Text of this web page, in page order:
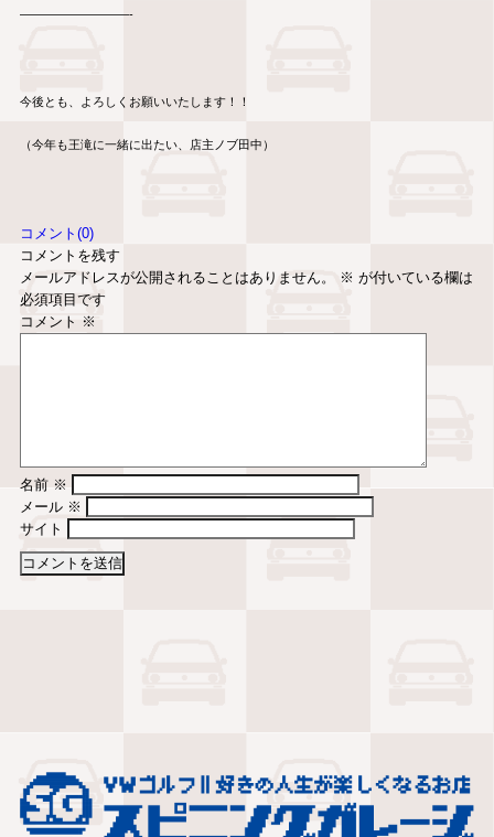
—————————-
今後とも、よろしくお願いいたします！！
（今年も王滝に一緒に出たい、店主ノブ田中）
コメント(0)
コメントを残す
メールアドレスが公開されることはありません。
※ が付いている欄は
必須項目です
コメント ※
名前 ※
メール ※
サイト